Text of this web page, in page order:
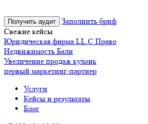
Кейсы и результаты
Блог
+7 499 404 13 02
info@webarmada.ru
обсудить проект
маркетинг Маркетинг в автотематика
Продвижение и ведение шахматки в отелях
маркетинг Продвижение оконных компаний